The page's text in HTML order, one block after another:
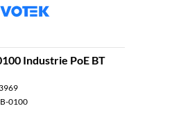
Industrie PoE BT
0100